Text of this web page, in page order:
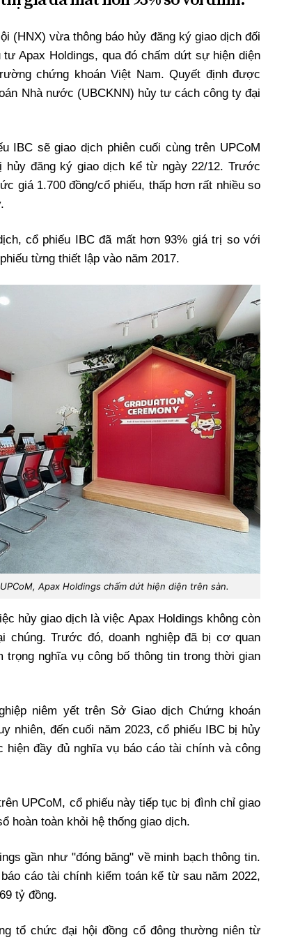
(HNX) vừa thông báo hủy đăng ký giao dịch đối
Apax Holdings, qua đó chấm dứt sự hiện diện
chứng khoán Việt Nam. Quyết định được
Nhà nước (UBCKNN) hủy tư cách công ty đại
IBC sẽ giao dịch phiên cuối cùng trên UPCoM
đăng ký giao dịch kể từ ngày 22/12. Trước
giá 1.700 đồng/cổ phiếu, thấp hơn rất nhiều so
cổ phiếu IBC đã mất hơn 93% giá trị so với
từng thiết lập vào năm 2017.
Apax Holdings chấm dứt hiện diện trên sàn.
hủy giao dịch là việc Apax Holdings không còn
chúng. Trước đó, doanh nghiệp đã bị cơ quan
nghĩa vụ công bố thông tin trong thời gian
niêm yết trên Sở Giao dịch Chứng khoán
nhiên, đến cuối năm 2023, cổ phiếu IBC bị hủy
hiện đầy đủ nghĩa vụ báo cáo tài chính và công
UPCoM, cổ phiếu này tiếp tục bị đình chỉ giao
hoàn toàn khỏi hệ thống giao dịch.
gần như "đóng băng" về minh bạch thông tin.
cáo tài chính kiểm toán kể từ sau năm 2022,
tỷ đồng.
tổ chức đại hội đồng cổ đông thường niên từ